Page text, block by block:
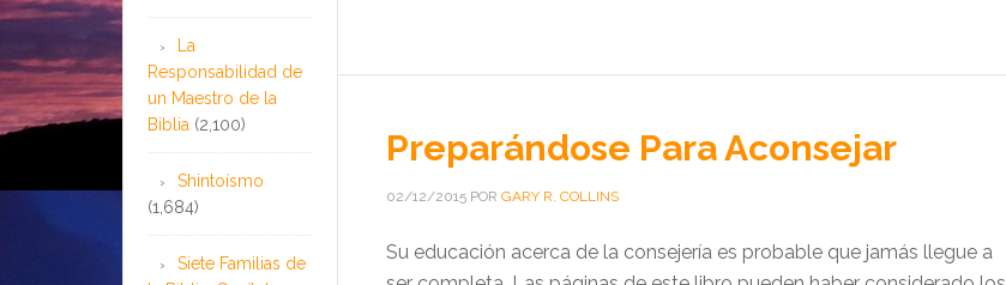
Preparándose Para Aconsejar
02/12/2015 POR GARY R. COLLINS
Su educación acerca de la consejería es probable que jamás llegue a
La
Responsabilidad de
un Maestro de la
Biblia (2,100)
Shintoísmo
(1,684)
Siete Familias de